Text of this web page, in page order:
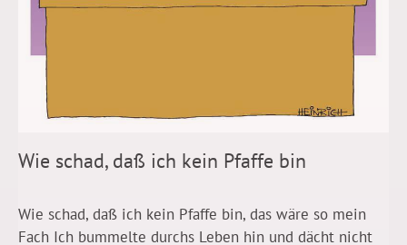
Wie schad, daß ich kein Pfaffe bin
Wie schad, daß ich kein Pfaffe bin, das wäre so mein
Fach Ich bummelte durchs Leben hin und dächt nicht